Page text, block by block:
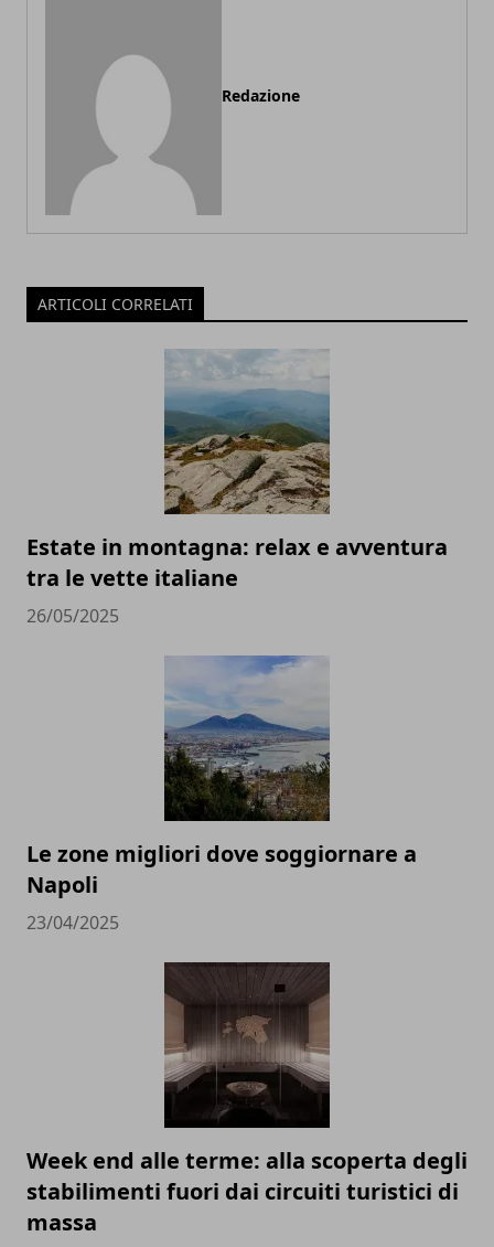
Redazione
ARTICOLI CORRELATI
Estate in montagna: relax e avventura
tra le vette italiane
26/05/2025
Le zone migliori dove soggiornare a
Napoli
23/04/2025
Week end alle terme: alla scoperta degli
stabilimenti fuori dai circuiti turistici di
massa